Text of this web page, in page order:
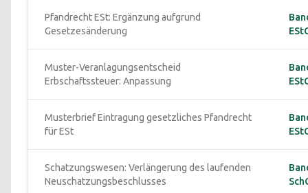
Pfandrecht ESt: Ergänzung aufgrund
Gesetzesänderung
Muster-Veranlagungsentscheid
Erbschaftssteuer: Anpassung
Musterbrief Eintragung gesetzliches Pfandrecht
für ESt
Schatzungswesen: Verlängerung des laufenden
Neuschatzungsbeschlusses